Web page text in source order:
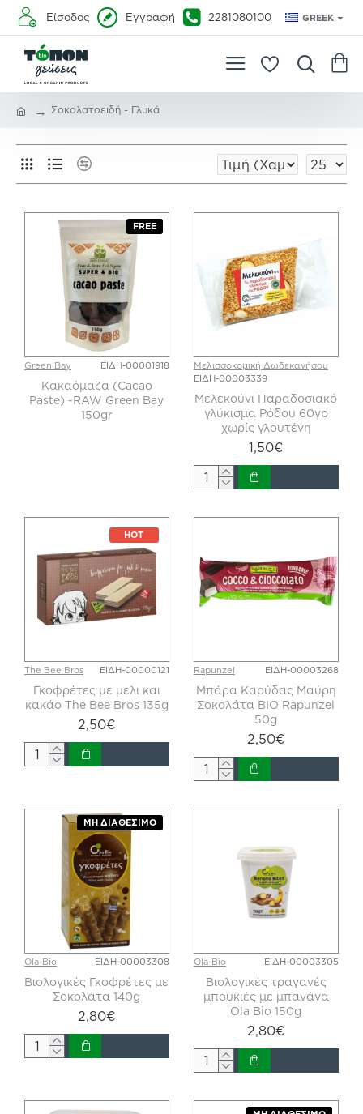
Είσοδος Εγγραφή 2281080100 GREEK
Σοκολατοειδή - Γλυκά
FREE
Green Bay ΕΙΔΗ-00001918
Κακαόμαζα (Cacao
Paste) -RAW Green Bay
150gr
Μελισσοκομική Δωδεκανήσου
ΕΙΔΗ-00003339
Μελεκούνι Παραδοσιακό
γλύκισμα Ρόδου 60γρ
χωρίς γλουτένη
1,50€
HOT
The Bee Bros ΕΙΔΗ-00000121
Γκοφρέτες με μελι και
κακάο The Bee Bros 135g
2,50€
Rapunzel ΕΙΔΗ-00003268
Μπάρα Καρύδας Μαύρη
Σοκολάτα BIO Rapunzel
50g
2,50€
ΜΗ ΔΙΑΘΈΣΙΜΟ
Ola-Bio ΕΙΔΗ-00003308
Βιολογικές Γκοφρέτες με
Σοκολάτα 140g
2,80€
Ola-Bio ΕΙΔΗ-00003305
Βιολογικές τραγανές
μπουκιές με μπανάνα
Ola Bio 150g
2,80€